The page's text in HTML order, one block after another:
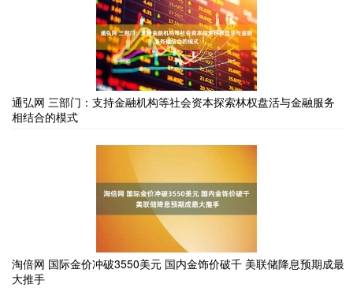
通弘网 三部门：支持金融机构等社会资本探索林权盘活与金融服务
相结合的模式
淘倍网 国际金价冲破3550美元 国内金饰价破千 美联储降息预期成最
大推手